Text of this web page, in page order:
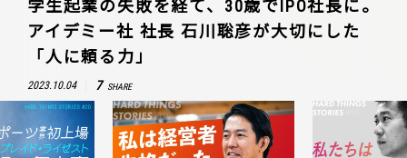
学生起業の失敗を経て、30歳でIPO社長に。
アイデミー社 社長 石川聡彦が大切にした
「人に頼る力」
2023.10.04 7 SHARE